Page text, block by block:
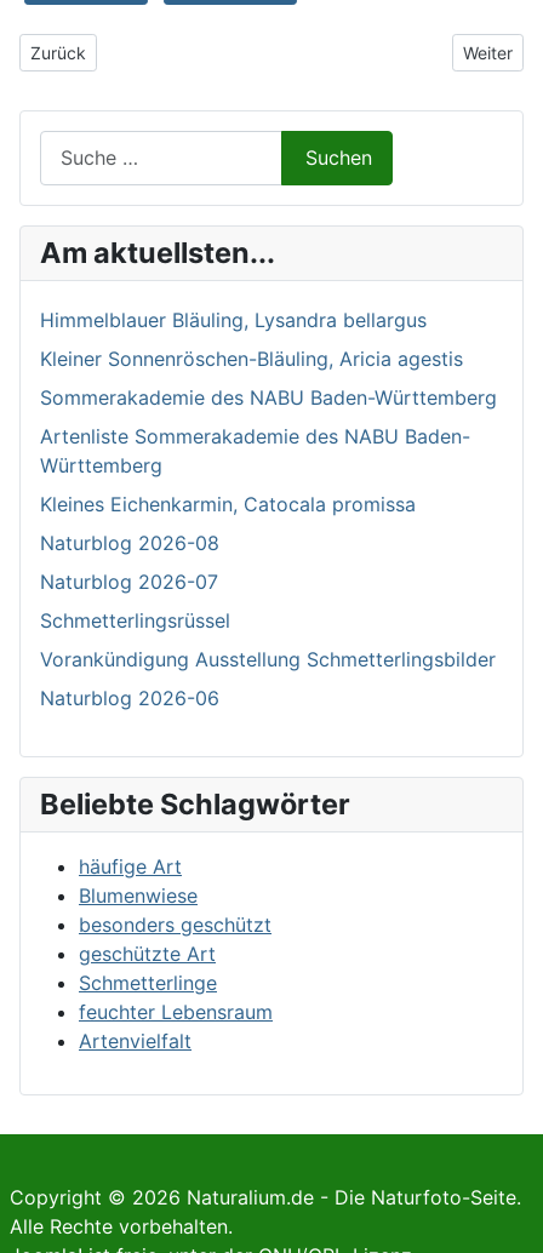
Vorheriger Beitrag: BUND-Schmetterlingsführung 14.7.2023 -
Zurück Nächster
Weiter
Suchen
Am aktuellsten...
Himmelblauer Bläuling, Lysandra bellargus
Kleiner Sonnenröschen-Bläuling, Aricia agestis
Sommerakademie des NABU Baden-Württemberg
Artenliste Sommerakademie des NABU Baden-
Württemberg
Kleines Eichenkarmin, Catocala promissa
Naturblog 2026-08
Naturblog 2026-07
Schmetterlingsrüssel
Vorankündigung Ausstellung Schmetterlingsbilder
Naturblog 2026-06
Beliebte Schlagwörter
häufige Art
Blumenwiese
besonders geschützt
geschützte Art
Schmetterlinge
feuchter Lebensraum
Artenvielfalt
Copyright © 2026 Naturalium.de - Die Naturfoto-Seite.
Alle Rechte vorbehalten.